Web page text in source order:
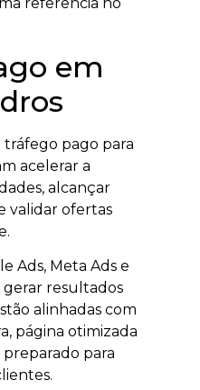
referência no
em
pago para
acelerar a
alcançar
validar ofertas
Ads, Meta Ads e
resultados
alinhadas com
página otimizada
para